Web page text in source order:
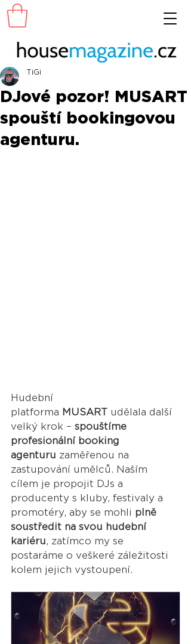
DJové pozor! MUSART
spouští bookingovou
agenturu.
TiGi
Hudební
platforma MUSART udělala další
velký krok – spouštíme
profesionální booking
agenturu zaměřenou na
zastupování umělců. Naším
cílem je propojit DJs a
producenty s kluby, festivaly a
promotéry, aby se mohli plně
soustředit na svou hudební
kariéru, zatímco my se
postaráme o veškeré záležitosti
kolem jejich vystoupení.